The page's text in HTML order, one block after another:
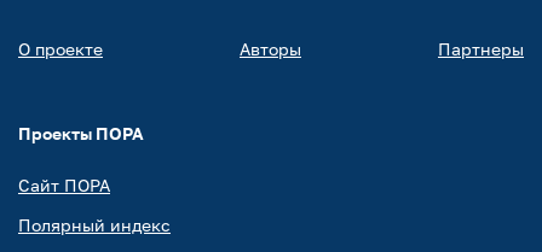
О проекте Авторы Партнеры
Проекты ПОРА
Сайт ПОРА
Полярный индекс